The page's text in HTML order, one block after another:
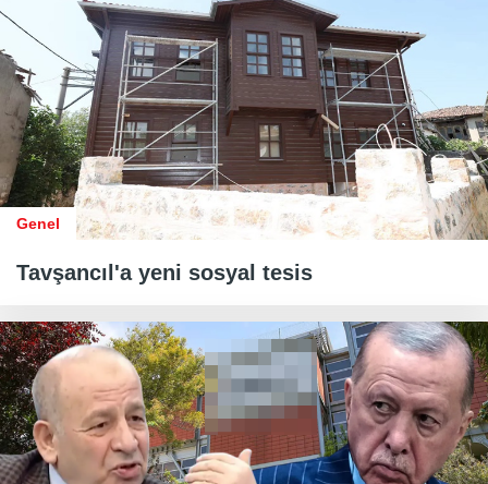
Genel
Tavşancıl'a yeni sosyal tesis